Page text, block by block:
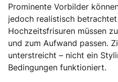
Prominente Vorbilder
jedoch realistisch
Hochzeitsfrisuren müssen
und zum Aufwand passen.
unterstreicht – nicht ein
Bedingungen funktioniert.